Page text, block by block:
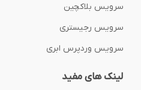
سرویس بلاکچین
سرویس رجیستری
سرویس وردپرس ابری
لینک های مفید